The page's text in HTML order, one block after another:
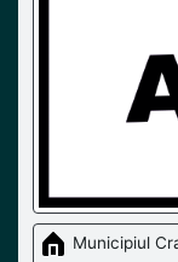
Municipiul